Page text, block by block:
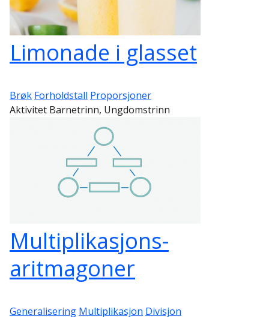
Limonade i glasset
Brøk Forholdstall Proporsjoner
Aktivitet Barnetrinn, Ungdomstrinn
Multiplikasjons-
aritmagoner
Generalisering Multiplikasjon Divisjon